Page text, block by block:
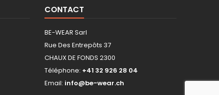
CONTACT
BE-WEAR Sarl
Rue Des Entrepôts 37
CHAUX DE FONDS 2300
Téléphone: +41 32 926 28 04
Email: info@be-wear.ch